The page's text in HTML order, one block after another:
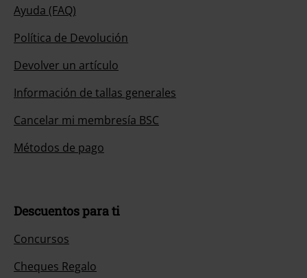
Ayuda (FAQ)
Política de Devolución
Devolver un artículo
Información de tallas generales
Cancelar mi membresía BSC
Métodos de pago
Descuentos para ti
Concursos
Cheques Regalo